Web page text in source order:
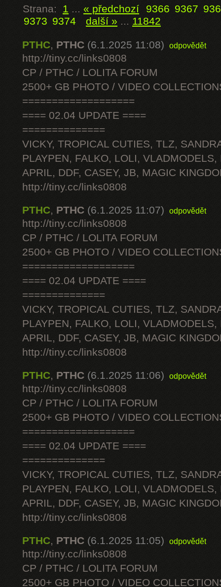
Strana: 1 ... « předchozí 9366 9367
9373 9374 další » ...11842
PTHC, PTHC (6.1.2025 11:08) odpovědět
http://tiny.cc/links0808
CP / PTHC / LOLITA FORUM
2500+ GB PHOTO / VIDEO
===================
==== 02.04 UPDATE ====
==============
VICKY, TROPICAL CUTIES, TLZ,
PLAYPEN, FALKO, LOLI, VLADMODELS,
APRIL, DDF, CASEY, JB, MAGIC
http://tiny.cc/links0808
PTHC, PTHC (6.1.2025 11:07) odpovědět
http://tiny.cc/links0808
CP / PTHC / LOLITA FORUM
2500+ GB PHOTO / VIDEO
===================
==== 02.04 UPDATE ====
==============
VICKY, TROPICAL CUTIES, TLZ,
PLAYPEN, FALKO, LOLI, VLADMODELS,
APRIL, DDF, CASEY, JB, MAGIC
http://tiny.cc/links0808
PTHC, PTHC (6.1.2025 11:06) odpovědět
http://tiny.cc/links0808
CP / PTHC / LOLITA FORUM
2500+ GB PHOTO / VIDEO
===================
==== 02.04 UPDATE ====
==============
VICKY, TROPICAL CUTIES, TLZ,
PLAYPEN, FALKO, LOLI, VLADMODELS,
APRIL, DDF, CASEY, JB, MAGIC
http://tiny.cc/links0808
PTHC, PTHC (6.1.2025 11:05) odpovědět
http://tiny.cc/links0808
CP / PTHC / LOLITA FORUM
2500+ GB PHOTO / VIDEO